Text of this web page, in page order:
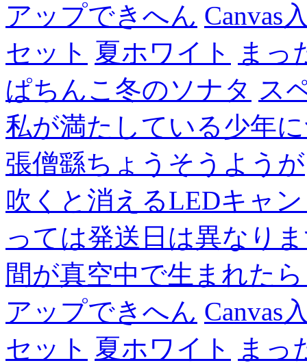
アップできへん Canvas
セット 夏ホワイト
まっ
ぱちんこ冬のソナタ ス
私が満たしている少年
張僧繇ちょうそうようが
吹くと消えるLEDキャ
っては発送日は異なり
間が真空中で生まれた
アップできへん Canvas
セット 夏ホワイト まっ